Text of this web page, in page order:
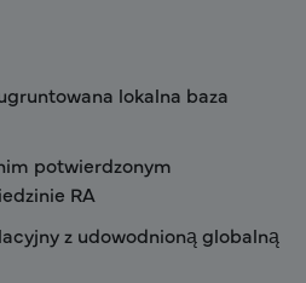
lokalna baza
potwierdzonym
RA
z udowodnioną globalną